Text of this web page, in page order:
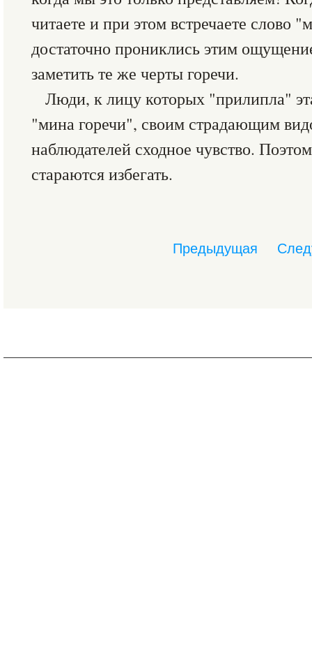
читаете и при этом встречаете слово
достаточно прониклись этим
заметить те же черты горечи.
Люди, к лицу которых "прилипла"
"мина горечи", своим страдающим
наблюдателей сходное чувство.
стараются избегать.
Предыдущая